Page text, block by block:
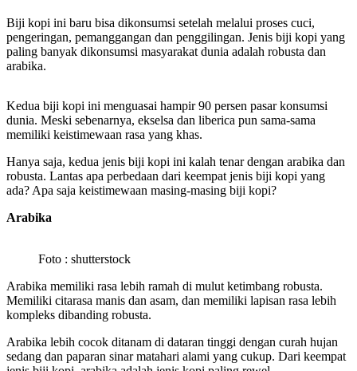
Biji kopi ini baru bisa dikonsumsi setelah melalui proses cuci,
pengeringan, pemanggangan dan penggilingan. Jenis biji kopi yang
paling banyak dikonsumsi masyarakat dunia adalah robusta dan
arabika.
Kedua biji kopi ini menguasai hampir 90 persen pasar konsumsi
dunia. Meski sebenarnya, ekselsa dan liberica pun sama-sama
memiliki keistimewaan rasa yang khas.
Hanya saja, kedua jenis biji kopi ini kalah tenar dengan arabika dan
robusta. Lantas apa perbedaan dari keempat jenis biji kopi yang
ada? Apa saja keistimewaan masing-masing biji kopi?
Arabika
Foto : shutterstock
Arabika memiliki rasa lebih ramah di mulut ketimbang robusta.
Memiliki citarasa manis dan asam, dan memiliki lapisan rasa lebih
kompleks dibanding robusta.
Arabika lebih cocok ditanam di dataran tinggi dengan curah hujan
sedang dan paparan sinar matahari alami yang cukup. Dari keempat